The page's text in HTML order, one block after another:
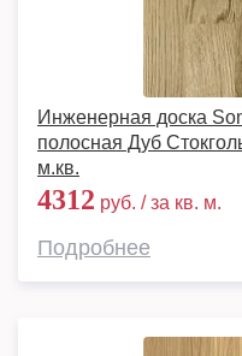
Инженерная доска
полосная Дуб
м.кв.
4312 руб. / за кв. м.
Подробнее